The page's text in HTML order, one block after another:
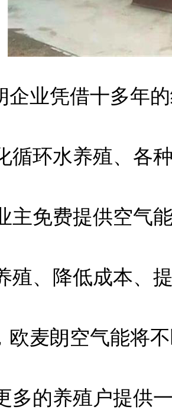
业凭借十多年的
循环水养殖、各
主免费提供空气
殖、降低成本、
麦朗空气能将不
多的养殖户提供